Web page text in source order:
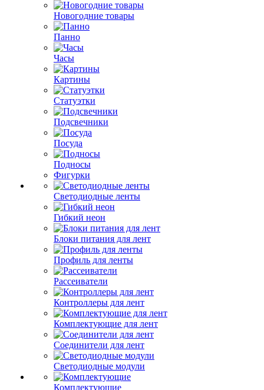
Новогодние товары
Панно
Часы
Картины
Статуэтки
Подсвечники
Посуда
Подносы
Фигурки
Светодиодные ленты
Гибкий неон
Блоки питания для лент
Профиль для ленты
Рассеиватели
Контроллеры для лент
Комплектующие для лент
Соединители для лент
Светодиодные модули
Комплектующие